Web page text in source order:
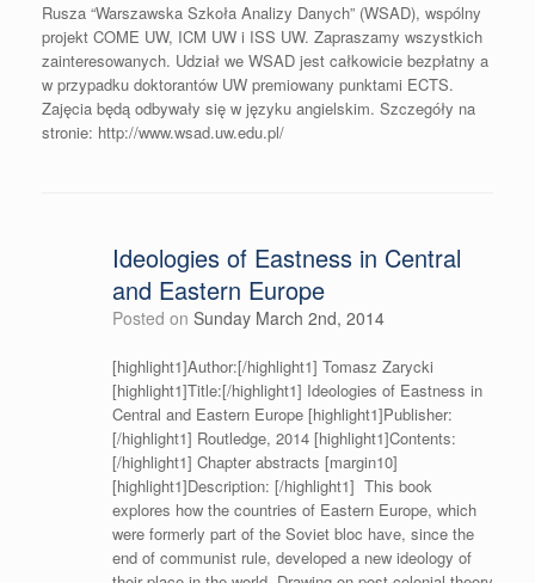
Rusza “Warszawska Szkoła Analizy Danych” (WSAD), wspólny
projekt COME UW, ICM UW i ISS UW. Zapraszamy wszystkich
zainteresowanych. Udział we WSAD jest całkowicie bezpłatny a
w przypadku doktorantów UW premiowany punktami ECTS.
Zajęcia będą odbywały się w języku angielskim. Szczegóły na
stronie: http://www.wsad.uw.edu.pl/
Ideologies of Eastness in Central
and Eastern Europe
Posted on Sunday March 2nd, 2014
[highlight1]Author:[/highlight1] Tomasz Zarycki
[highlight1]Title:[/highlight1] Ideologies of Eastness in
Central and Eastern Europe [highlight1]Publisher:
[/highlight1] Routledge, 2014 [highlight1]Contents:
[/highlight1] Chapter abstracts [margin10]
[highlight1]Description: [/highlight1] This book
explores how the countries of Eastern Europe, which
were formerly part of the Soviet bloc have, since the
end of communist rule, developed a new ideology of